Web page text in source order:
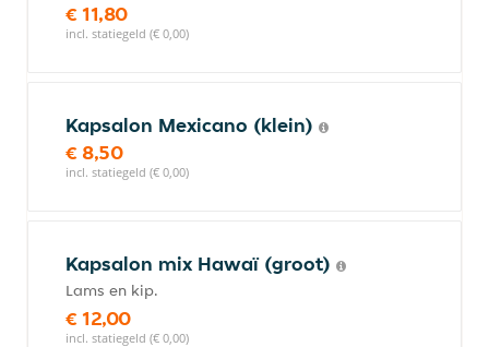
€ 11,80
incl. statiegeld (€ 0,00)
Kapsalon Mexicano (klein)
€ 8,50
incl. statiegeld (€ 0,00)
Kapsalon mix Hawaï (groot)
Lams en kip.
€ 12,00
incl. statiegeld (€ 0,00)